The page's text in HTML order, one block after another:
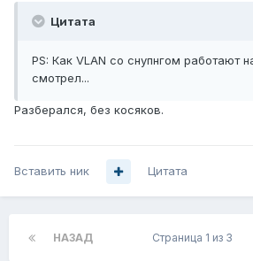
Цитата
PS: Как VLAN со снупнгом работают
смотрел...
Разберался, без косяков.
Вставить ник Цитата
НАЗАД Страница 1 из 3